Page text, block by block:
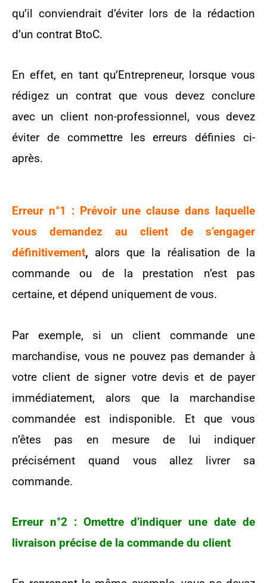
qu’il conviendrait d’éviter lors de la rédaction
d’un contrat BtoC.
En effet, en tant qu’Entrepreneur, lorsque vous
rédigez un contrat que vous devez conclure
avec un client non-professionnel, vous devez
éviter de commettre les erreurs définies ci-
après.
Erreur n°1 : Prévoir une clause dans laquelle
vous demandez au client de s’engager
définitivement, alors que la réalisation de la
commande ou de la prestation n’est pas
certaine, et dépend uniquement de vous.
Par exemple, si un client commande une
marchandise, vous ne pouvez pas demander à
votre client de signer votre devis et de payer
immédiatement, alors que la marchandise
commandée est indisponible. Et que vous
n’êtes pas en mesure de lui indiquer
précisément quand vous allez livrer sa
commande.
Erreur n°2 : Omettre d’indiquer une date de
livraison précise de la commande du client